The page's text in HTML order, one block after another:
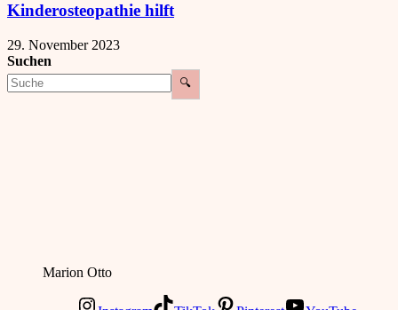
Kinderosteopathie hilft
29. November 2023
Suchen
🔍
Marion Otto